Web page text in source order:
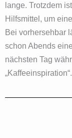
lange. Trotzdem
Hilfsmittel, um
Bei vorhersehbar
schon Abends
nächsten Tag
„Kaffeeinspiration“.